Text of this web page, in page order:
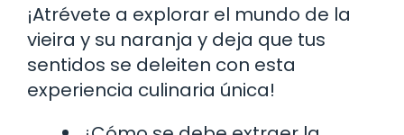
¡Atrévete a explorar el mundo de la
vieira y su naranja y deja que tus
sentidos se deleiten con esta
experiencia culinaria única!